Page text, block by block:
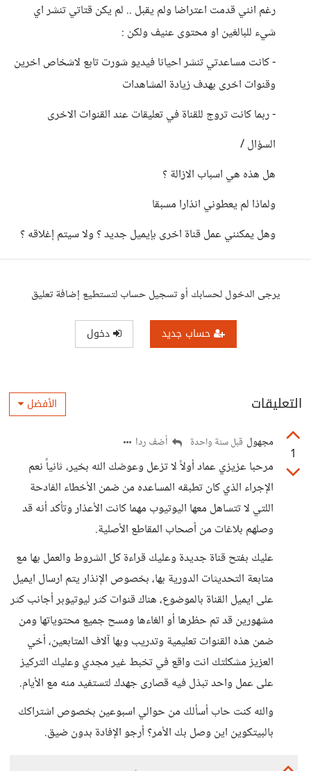
رغم انني قدمت اعتراضا ولم يقبل .. لم يكن قتاتي تنشر اي
شيء للبالغين او محتوى عنيف ولكن :
- كانت مساعدتي تنشر احيانا فيديو شورت تابع لاشخاص اخرين
وقنوات اخرى بهدف زيادة المشاهدات
- ربما كانت تروج للقناة في تعليقات عند القنوات الاخرى
السؤال /
هل هذه هي اسباب الازالة ؟
ولماذا لم يعطوني انذارا مسبقا
وهل يمكنني عمل قناة اخرى بإيميل جديد ؟ ولا سيتم إغلاقه ؟
يرجى الدخول لحسابك أو تسجيل حساب لتستطيع إضافة تعليق
حساب جديد دخول
التعليقات الأفضل
1
مجهول قبل سنة واحدة أضف ردا
مرحبا عزيزي عماد أولاً لا تزعل وعوضك الله بخير، ثانياً نعم
الإجراء الذي كان تطبقه المساعده من ضمن الأخطاء الفادحة
اللتي لا تتساهل معها اليوتيوب مهما كانت الأعذار وتأكد أنه قد
وصلهم بلاغات من أصحاب المقاطع الأصلية.
عليك بفتح قناة جديدة وعليك قراءة كل الشروط والعمل بها مع
متابعة التحديثات الدورية بها، بخصوص الإنذار يتم ارسال ايميل
على ايميل القناة بالموضوع، هناك قنوات كثر ليوتيوبر أجانب كثر
مشهورين قد تم حظرها أو الغاءها ومسح جميع محتوياتها ومن
ضمن هذه القنوات تعليمية وتدريب وبها آلاف المتابعين، أخي
العزيز مشكلتك انت واقع في تخبط غير مجدي وعليك التركيز
على عمل واحد تبذل فيه قصارى جهدك لتستفيد منه مع الأيام.
والله كنت حاب أسألك من حوالي اسبوعين بخصوص اشتراكك
بالبيتكوين اين وصل بك الأمر؟ أرجو الإفادة بدون ضيق.